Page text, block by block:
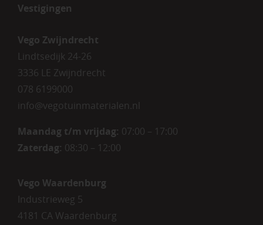
Vestigingen
Vego Zwijndrecht
Lindtsedijk 24-26
3336 LE Zwijndrecht
078 6199000
info@vegotuinmaterialen.nl
Maandag t/m vrijdag: 07:00 – 17:00
Zaterdag: 08:30 – 12:00
Vego Waardenburg
Industrieweg 5
4181 CA Waardenburg